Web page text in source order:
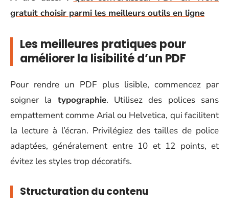
gratuit choisir parmi les meilleurs outils en ligne
Les meilleures pratiques pour
améliorer la lisibilité d’un PDF
Pour rendre un PDF plus lisible, commencez par
soigner la typographie. Utilisez des polices sans
empattement comme Arial ou Helvetica, qui facilitent
la lecture à l’écran. Privilégiez des tailles de police
adaptées, généralement entre 10 et 12 points, et
évitez les styles trop décoratifs.
Structuration du contenu